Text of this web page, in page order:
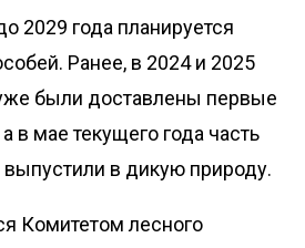
2029 года планируется
Ранее, в 2024 и 2025
были доставлены первые
в мае текущего года часть
в дикую природу.
Комитетом лесного